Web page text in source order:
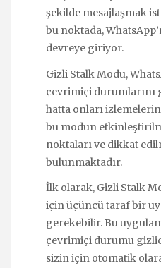
şekilde mesajlaşmak
bu noktada,
devreye giriyor.
Gizli Stalk Modu,
çevrimiçi
hatta onları
bu modun
noktaları ve dikkat
bulunmaktadır.
İlk olarak, Gizli Stalk
için üçüncü taraf bir
gerekebilir. Bu
çevrimiçi durumu
sizin için otomatik